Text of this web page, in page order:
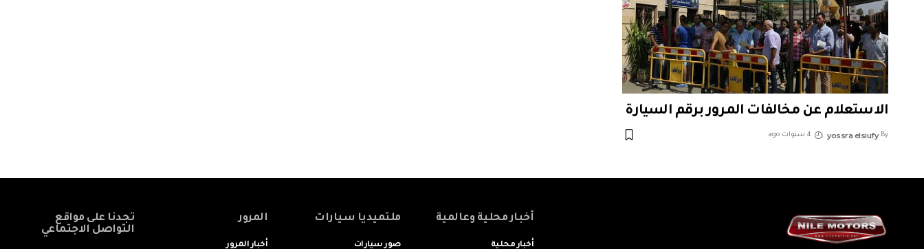
الاستعلام عن مخالفات المرور برقم السيارة
By
yossra elsiufy 4 سنوات ago
أخبار محلية وعالمية
أخبار محلية
ملتميديا سيارات
صور سيارات
المرور
أخبار المرور
تجدنا على مواقع
التواصل الاجتماعي